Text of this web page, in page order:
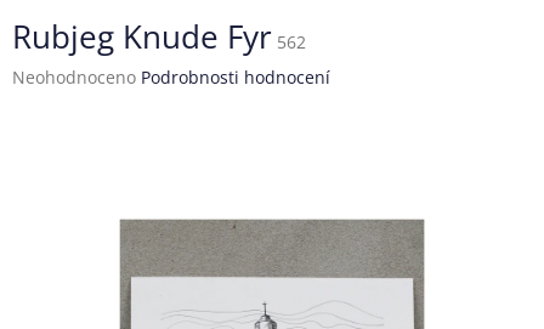
Rubjeg Knude Fyr 562
Průměrné
Neohodnoceno Podrobnosti hodnocení